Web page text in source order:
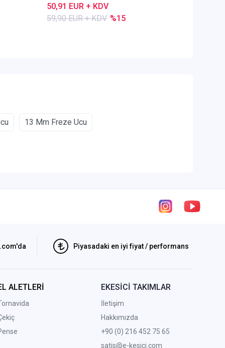
59,90 EUR + KDV %15
50,91 EUR + KDV
13 Mm Freze Ucu
Piyasadaki en iyi fiyat / performans
ALETLERİ EKESİCİ TAKIMLAR
İletişim
Hakkımızda
+90 (0) 216 452 75 65
satis@e-kesici.com